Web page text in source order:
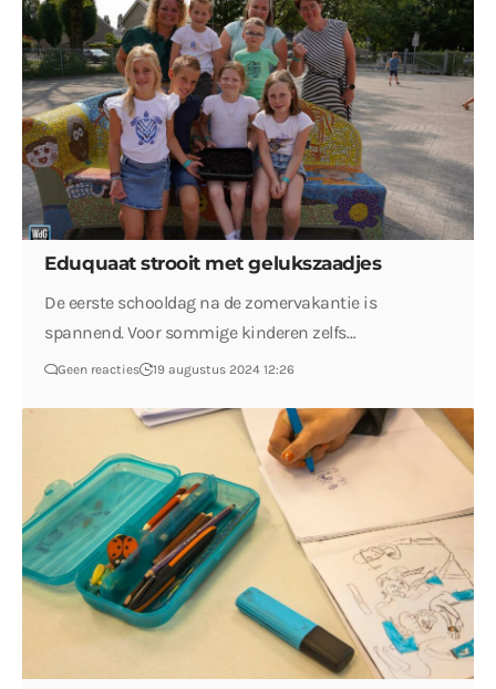
Eduquaat strooit met gelukszaadjes
De eerste schooldag na de zomervakantie is
spannend. Voor sommige kinderen zelfs…
Geen reacties 19 augustus 2024 12:26